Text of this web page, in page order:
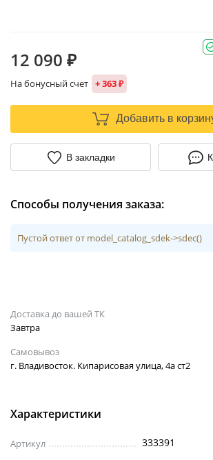
12 090 ₽
На бонусный счет + 363 ₽
Добавить в
В закладки
Способы получения заказа:
Пустой ответ от model_catalog_sdek->sdec()
Доставка до вашей ТК
Завтра
Самовывоз
г. Владивосток. Кипарисовая улица, 4а ст2
Характеристики
Артикул 333391